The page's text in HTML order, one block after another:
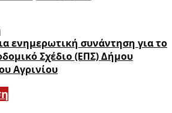
ενημερωτική συνάντηση για το
Σχέδιο (ΕΠΣ) Δήμου
Αγρινίου